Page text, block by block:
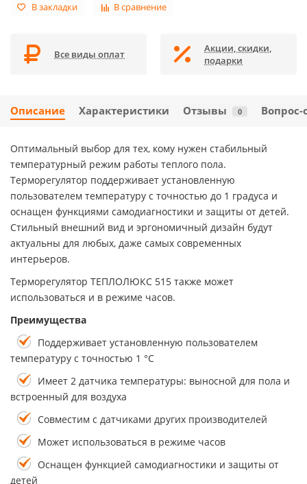
В закладки В сравнение
Все виды оплат
Акции, скидки,
подарки
Описание Характеристики Отзывы 0 Вопрос-
Оптимальный выбор для тех, кому нужен стабильный
температурный режим работы теплого пола.
Терморегулятор поддерживает установленную
пользователем температуру с точностью до 1 градуса и
оснащен функциями самодиагностики и защиты от детей.
Стильный внешний вид и эргономичный дизайн будут
актуальны для любых, даже самых современных
интерьеров.
Терморегулятор ТЕПЛОЛЮКС 515 также может
использоваться и в режиме часов.
Преимущества
Поддерживает установленную пользователем
температуру с точностью 1 °С
Имеет 2 датчика температуры: выносной для пола и
встроенный для воздуха
Совместим с датчиками других производителей
Может использоваться в режиме часов
Оснащен функцией самодиагностики и защиты от
детей